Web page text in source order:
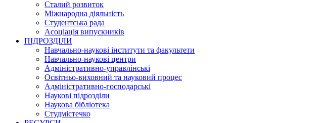
Сталий розвиток
Міжнародна діяльність
Студентська рада
Асоціація випускників
ПІДРОЗДІЛИ
Навчально-наукові інститути та факультети
Навчально-наукові центри
Адміністративно-управлінські
Освітньо-виховний та науковий процес
Адміністративно-господарські
Наукові підрозділи
Наукова бібліотека
Студмістечко